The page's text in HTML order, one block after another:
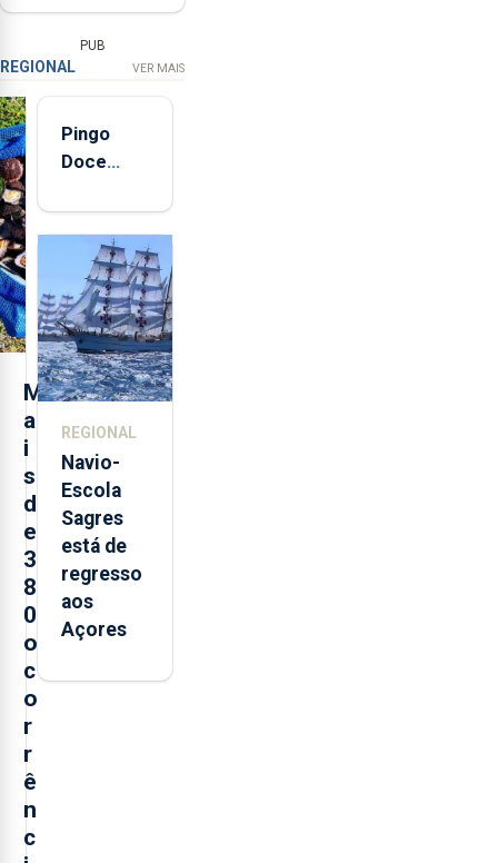
PUB
REGIONAL VER MAIS
M
a
i
s
d
e
3
8
0
o
c
o
r
r
ê
n
c
Pingo
Doce
quinta-
feira nova
loja em
São
Sebastião
e cria 30
postos de
REGIONAL
Navio-
Escola
Sagres
está de
regresso
aos
Açores